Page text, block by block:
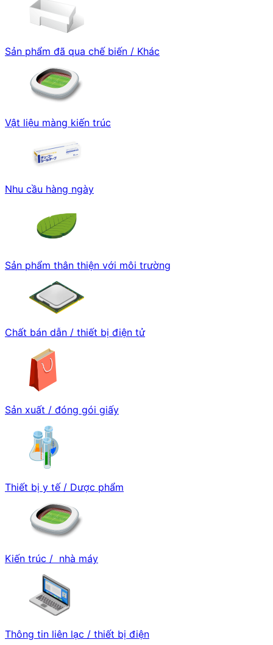
Sản phẩm đã qua chế biến / Khác
Vật liệu màng kiến trúc
Nhu cầu hàng ngày
Sản phẩm thân thiện với môi trường
Chất bán dẫn / thiết bị điện tử
Sản xuất / đóng gói giấy
Thiết bị y tế / Dược phẩm
Kiến trúc / nhà máy
Thông tin liên lạc / thiết bị điện